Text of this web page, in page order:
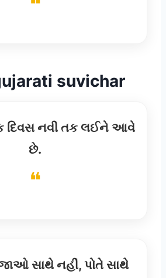
suvichar
દિવસ નવી તક લઈને આવે
છે.
સાથે નહીં, પોતે સાથે